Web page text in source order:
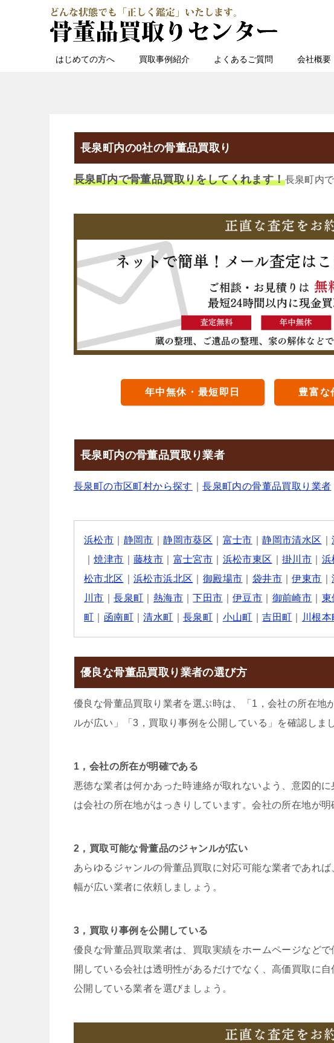
はじめての方へ 買取事例紹介 よくあるご質問 会社概要
長泉町内の0社の骨董品買取り
長泉町内で骨董品買取りをしてくれます！長泉町内
年中無休・最短即日 豊富な
長泉町内の骨董品買取り業者
長泉町の市区町村から探す ｜長泉町内の骨董品買取り業者
浜松市 静岡市 ｜静岡市葵区 富士市 ｜静岡市清水区 ｜
｜焼津市 ｜藤枝市 富士宮市 浜松市東区 ｜掛川市 浜
松市北区 ｜浜松市浜北区 御殿場市 袋井市 ｜伊東市 ｜
川市 ｜長泉町 熱海市 ｜下田市 ｜伊豆市 御前崎市 東
町
函南町 ｜清水町 ｜長泉町 小山町 ｜吉田町 川根本
優良な骨董品買取り業者の選び方
優良な骨董品買取り業者を選ぶ時は、「1，会社の所在地
ルが広い」「3，買取り事例を公開している」を確認しま
1，会社の所在が明確である
悪徳な業者は何かあった時連絡が取れないよう、意図的
は会社の所在地がはっきりしています。会社の所在地が明
2，買取可能な骨董品のジャンルが広い
あらゆるジャンルの骨董品買取に対応可能な業者であれ
幅が広い業者に依頼しましょう。
3，買取り事例を公開している
優良な骨董品買取業者は、買取実績をホームページなど
開している会社は透明性があるだけでなく、高価買取に
公開している業者を選びましょう。